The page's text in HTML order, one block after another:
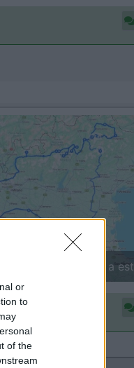
or
to
of the
camper: il piccolo sentiero